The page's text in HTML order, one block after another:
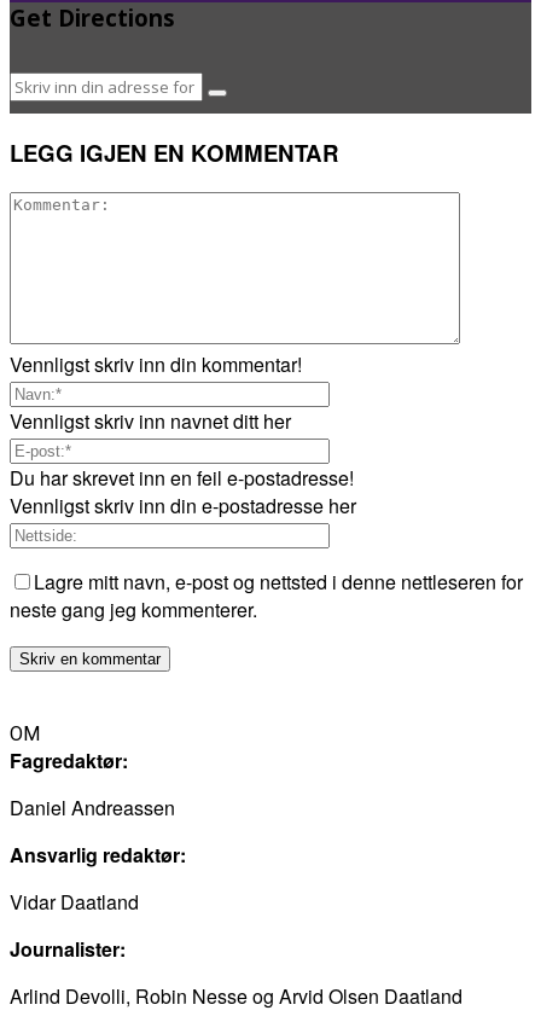
Get Directions
LEGG IGJEN EN KOMMENTAR
Vennligst skriv inn din kommentar!
Vennligst skriv inn navnet ditt her
Du har skrevet inn en feil e-postadresse!
Vennligst skriv inn din e-postadresse her
Lagre mitt navn, e-post og nettsted i denne nettleseren for
neste gang jeg kommenterer.
OM
Fagredaktør:
Daniel Andreassen
Ansvarlig redaktør:
Vidar Daatland
Journalister:
Arlind Devolli, Robin Nesse og Arvid Olsen Daatland